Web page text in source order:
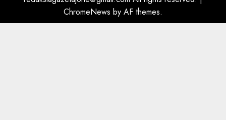
ChromeNews by AF themes.